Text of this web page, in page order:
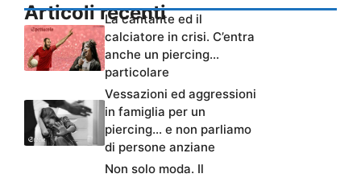
Articoli recenti
La cantante ed il
calciatore in crisi. C’entra
anche un piercing…
particolare
Vessazioni ed aggressioni
in famiglia per un
piercing… e non parliamo
di persone anziane
Non solo moda. Il